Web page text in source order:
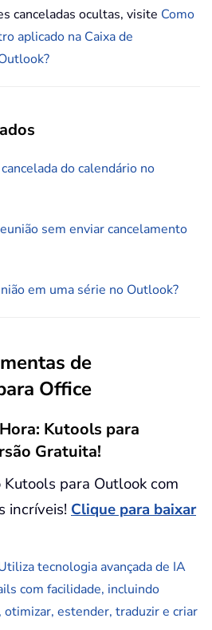
canceladas ocultas, visite Como
aplicado na Caixa de
do calendário no
sem enviar cancelamento
em uma série no Outlook?
de
Office
Kutools para
Gratuita!
para Outlook com
incríveis! Clique para baixar
tecnologia avançada de IA
com facilidade, incluindo
estender, traduzir e criar